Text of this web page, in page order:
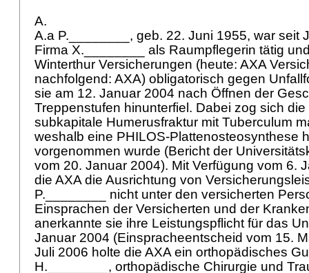
A.
A.a P.________, geb. 22. Juni 1955, war seit
Firma X.________ als Raumpflegerin tätig
Winterthur Versicherungen (heute: AXA
nachfolgend: AXA) obligatorisch gegen
sie am 12. Januar 2004 nach Öffnen der
Treppenstufen hinunterfiel. Dabei zog sich
subkapitale Humerusfraktur mit Tuberculum
weshalb eine PHILOS-Plattenosteosynthese
vorgenommen wurde (Bericht der
vom 20. Januar 2004). Mit Verfügung vom 6.
die AXA die Ausrichtung von
P.________ nicht unter den versicherten
Einsprachen der Versicherten und der
anerkannte sie ihre Leistungspflicht für das
Januar 2004 (Einspracheentscheid vom 15.
Juli 2006 holte die AXA ein orthopädisches
H.________, orthopädische Chirurgie und